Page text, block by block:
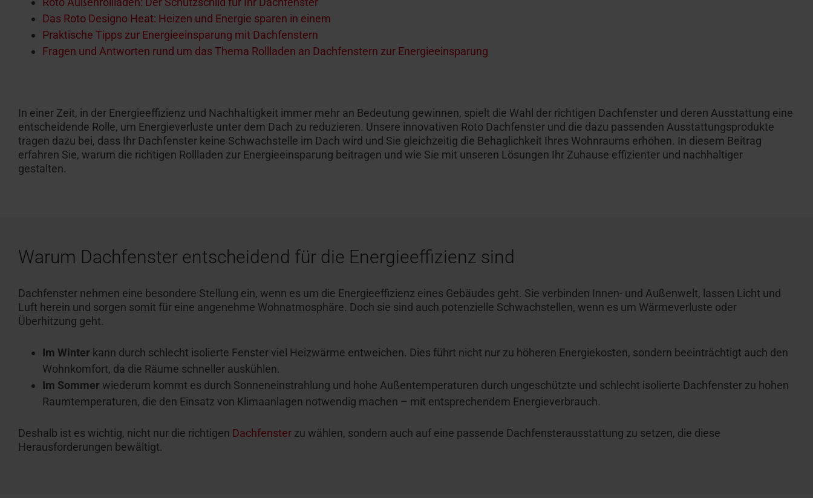
Das Roto Designo Heat: Heizen und Energie sparen in einem
Praktische Tipps zur Energieeinsparung mit Dachfenstern
Fragen und Antworten rund um das Thema Rollladen an Dachfenstern zur Energieeinsparung
In einer Zeit, in der Energieeffizienz und Nachhaltigkeit immer mehr an Bedeutung gewinnen, spielt die Wahl der richtigen Dachfenster und deren Ausstattung eine
entscheidende Rolle, um Energieverluste unter dem Dach zu reduzieren. Unsere innovativen Roto Dachfenster und die dazu passenden Ausstattungsprodukte
tragen dazu bei, dass Ihr Dachfenster keine Schwachstelle im Dach wird und Sie gleichzeitig die Behaglichkeit Ihres Wohnraums erhöhen. In diesem Beitrag
erfahren Sie, warum die richtigen Rolll aden zur Energieeinsparung beitragen und wie Sie mit unseren Lösungen Ihr Zuhause effizienter und nachhaltiger
gestalten.
Warum Dachfenster entscheidend für die Energieeffizienz sind
Dachfenster nehmen eine besondere Stellung ein, wenn es um die Energieeffizienz eines Gebäudes geht. Sie verbinden Innen- und Außenwelt, lassen Licht und
Luft herein und sorgen somit für eine angenehme Wohnatmosphäre. Doch sie sind auch potenzielle Schwachstellen, wenn es um Wärmeverluste oder
Überhitzung geht.
Im Winter kann durch schlecht isolierte Fenster viel Heizwärme entweichen. Dies führt nicht nur zu höheren Energiekosten, sondern beeinträchtigt auch den
Wohnkomfort, da die Räume schneller auskühlen.
Im Sommer wiederum kommt es durch Sonneneinstrahlung und hohe Außentemperaturen durch ungeschützte und schlecht isolierte Dachfenster zu hohen
Raumtemperaturen, die den Einsatz von Klimaanlagen notwendig machen – mit entsprechendem Energieverbrauch.
Deshalb ist es wichtig, nicht nur die richtigen Dachfenster zu wählen, sondern auch auf eine passende Dachfensterausstattung zu setzen, die diese
Herausforderungen bewältigt.